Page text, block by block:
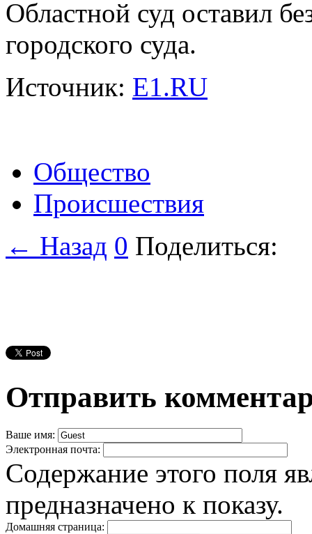
Областной суд оставил
городского суда.
Источник: Е1.RU
Общество
Происшествия
← Назад 0 Поделиться:
Отправить
Ваше имя:
Электронная почта:
Содержание этого поля
предназначено к показу.
Домашняя страница: